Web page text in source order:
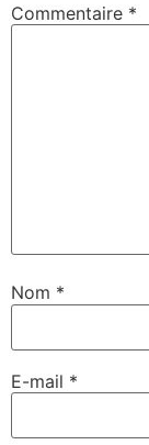
Commentaire *
Nom *
E-mail *